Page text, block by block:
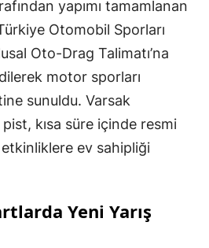
yapımı tamamlanan
Otomobil Sporları
Oto-Drag Talimatı’na
motor sporları
sunuldu. Varsak
kısa süre içinde resmi
ev sahipliği
Yeni Yarış